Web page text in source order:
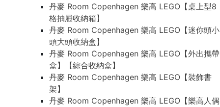
丹麥 Room Copenhagen 樂高 LEGO【桌上型8
格抽屜收納箱】
丹麥 Room Copenhagen 樂高 LEGO【迷你頭小
頭大頭收納盒】
丹麥 Room Copenhagen 樂高 LEGO【外出攜帶
盒】【綜合收納盒】
丹麥 Room Copenhagen 樂高 LEGO【裝飾書
架】
丹麥 Room Copenhagen 樂高 LEGO【樂高人偶